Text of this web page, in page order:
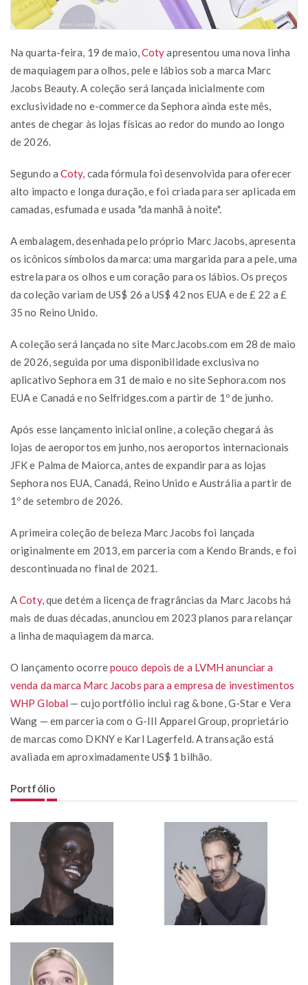
Na quarta-feira, 19 de maio, Cotyapresentou uma nova linha
de maquiagem para olhos, pele e lábios sob a marca Marc
Jacobs Beauty. A coleção será lançada inicialmente com
exclusividade no e-commerce da Sephora ainda este mês,
antes de chegar às lojas físicas ao redor do mundo ao longo
de 2026.
Segundo a Coty, cada fórmula foi desenvolvida para oferecer
alto impacto e longa duração, e foi criada para ser aplicada em
camadas, esfumada e usada "da manhã à noite".
A embalagem, desenhada pelo próprio Marc Jacobs, apresenta
os icônicos símbolos da marca: uma margarida para a pele, uma
estrela para os olhos e um coração para os lábios. Os preços
da coleção variam de US$ 26 a US$ 42 nos EUA e de £ 22 a £
35 no Reino Unido.
A coleção será lançada no site MarcJacobs.com em 28 de maio
de 2026, seguida por uma disponibilidade exclusiva no
aplicativo Sephora em 31 de maio e no site Sephora.com nos
EUA e Canadá e no Selfridges.com a partir de 1º de junho.
Após esse lançamento inicial online, a coleção chegará às
lojas de aeroportos em junho, nos aeroportos internacionais
JFK e Palma de Maiorca, antes de expandir para as lojas
Sephora nos EUA, Canadá, Reino Unido e Austrália a partir de
1º de setembro de 2026.
A primeira coleção de beleza Marc Jacobs foi lançada
originalmente em 2013, em parceria com a Kendo Brands, e foi
descontinuada no final de 2021.
ACoty, que detém a licença de fragrâncias da Marc Jacobs há
mais de duas décadas, anunciou em 2023 planos para relançar
a linha de maquiagem da marca.
O lançamento ocorrepouco depois de a LVMH anunciar a
venda da marca Marc Jacobs para a empresa de investimentos
WHP Global — cujo portfólio inclui rag & bone, G-Star e Vera
Wang — em parceria com o G-III Apparel Group, proprietário
de marcas como DKNY e Karl Lagerfeld. A transação está
avaliada em aproximadamente US$ 1 bilhão.
Portfólio